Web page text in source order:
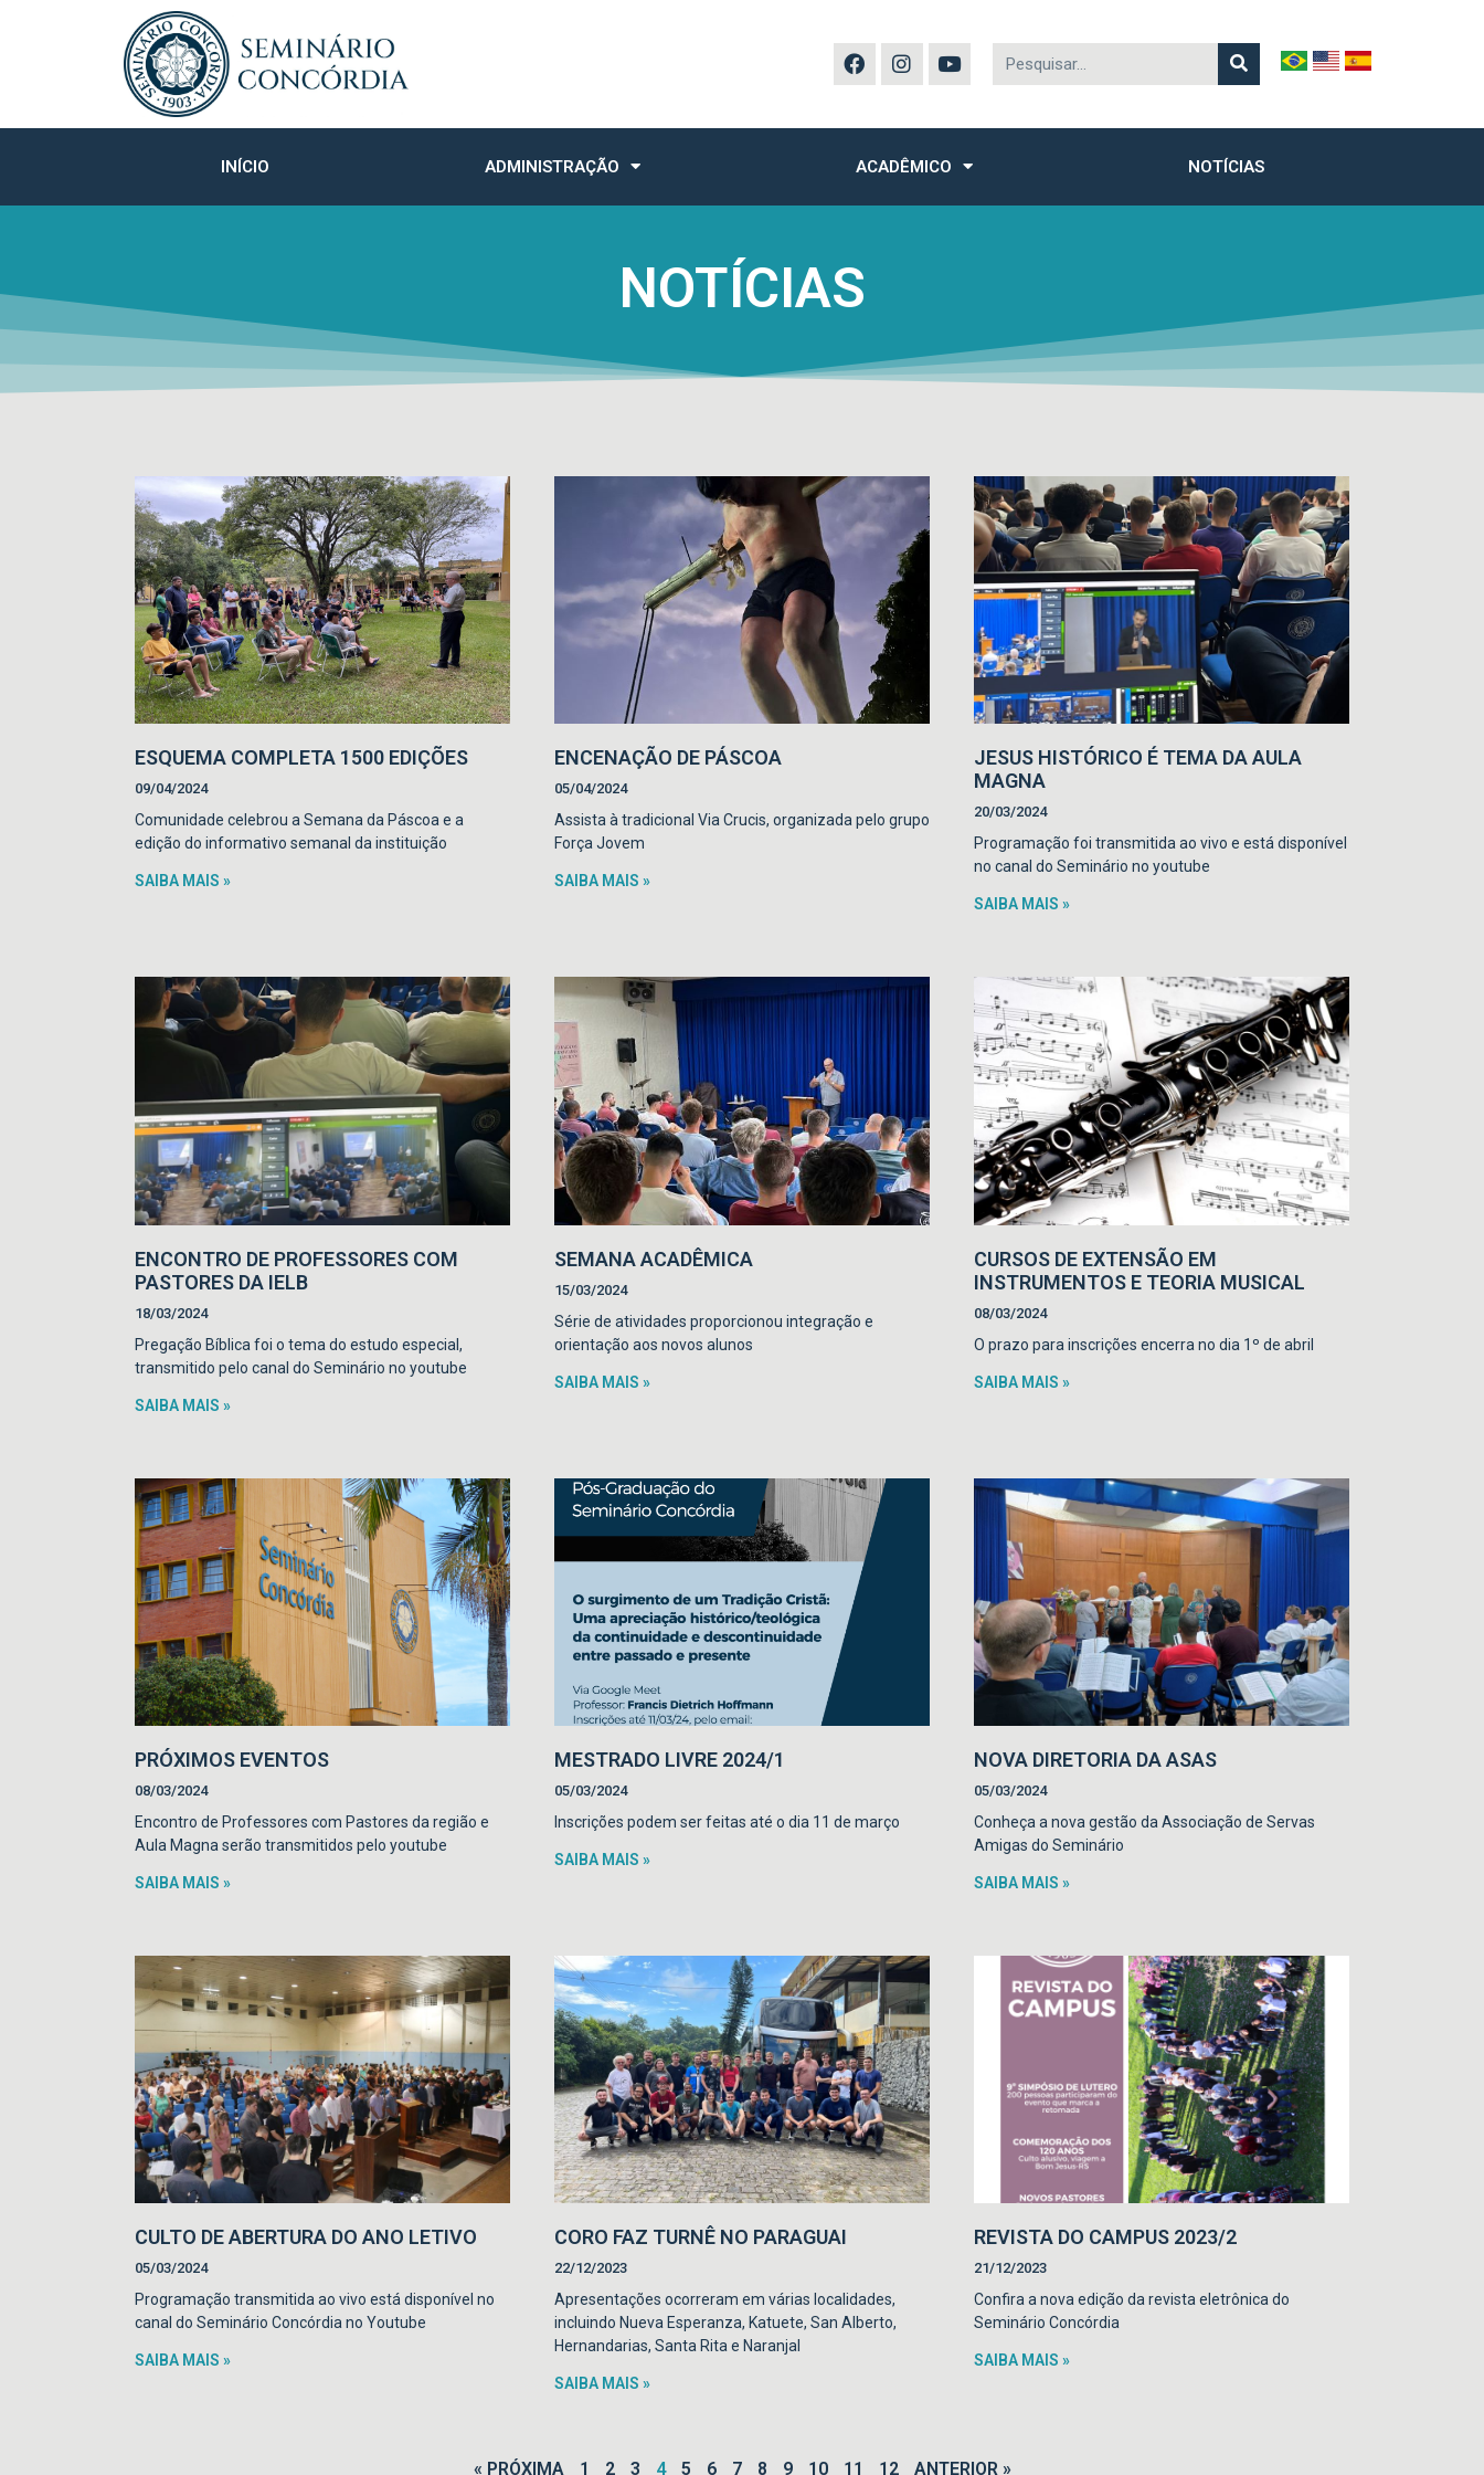
INÍCIO ADMINISTRAÇÃO ACADÊMICO NOTÍCIAS
NOTÍCIAS
ESQUEMA COMPLETA 1500 EDIÇÕES
09/04/2024
Comunidade celebrou a Semana da Páscoa e a
edição do informativo semanal da instituição
SAIBA MAIS »
ENCENAÇÃO DE PÁSCOA
05/04/2024
Assista à tradicional Via Crucis, organizada pelo grupo
Força Jovem
SAIBA MAIS »
JESUS HISTÓRICO É TEMA DA AULA
MAGNA
20/03/2024
Programação foi transmitida ao vivo e está disponível
no canal do Seminário no youtube
SAIBA MAIS »
ENCONTRO DE PROFESSORES COM
PASTORES DA IELB
18/03/2024
Pregação Bíblica foi o tema do estudo especial,
transmitido pelo canal do Seminário no youtube
SAIBA MAIS »
SEMANA ACADÊMICA
15/03/2024
Série de atividades proporcionou integração e
orientação aos novos alunos
SAIBA MAIS »
CURSOS DE EXTENSÃO EM
INSTRUMENTOS E TEORIA MUSICAL
08/03/2024
O prazo para inscrições encerra no dia 1º de abril
SAIBA MAIS »
PRÓXIMOS EVENTOS
08/03/2024
Encontro de Professores com Pastores da região e
Aula Magna serão transmitidos pelo youtube
SAIBA MAIS »
MESTRADO LIVRE 2024/1
05/03/2024
Inscrições podem ser feitas até o dia 11 de março
SAIBA MAIS »
NOVA DIRETORIA DA ASAS
05/03/2024
Conheça a nova gestão da Associação de Servas
Amigas do Seminário
SAIBA MAIS »
CULTO DE ABERTURA DO ANO LETIVO
05/03/2024
Programação transmitida ao vivo está disponível no
canal do Seminário Concórdia no Youtube
SAIBA MAIS »
CORO FAZ TURNÊ NO PARAGUAI
22/12/2023
Apresentações ocorreram em várias localidades,
incluindo Nueva Esperanza, Katuete, San Alberto,
Hernandarias, Santa Rita e Naranjal
SAIBA MAIS »
REVISTA DO CAMPUS 2023/2
21/12/2023
Confira a nova edição da revista eletrônica do
Seminário Concórdia
SAIBA MAIS »
« PRÓXIMA 1 2 3 4 5 6 7 8 9 10 11 12 ANTERIOR »